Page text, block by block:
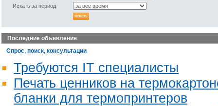
Искать за период
Последние объявления
Спрос, поиск, консультации
Требуются IT специалисты
Печать ценников на
бланки для термопринтеров